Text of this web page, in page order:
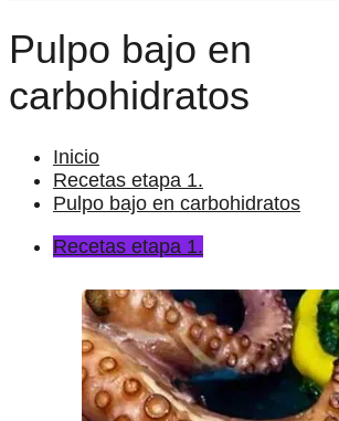
Pulpo bajo en
carbohidratos
Inicio
Recetas etapa 1.
Pulpo bajo en carbohidratos
Recetas etapa 1.